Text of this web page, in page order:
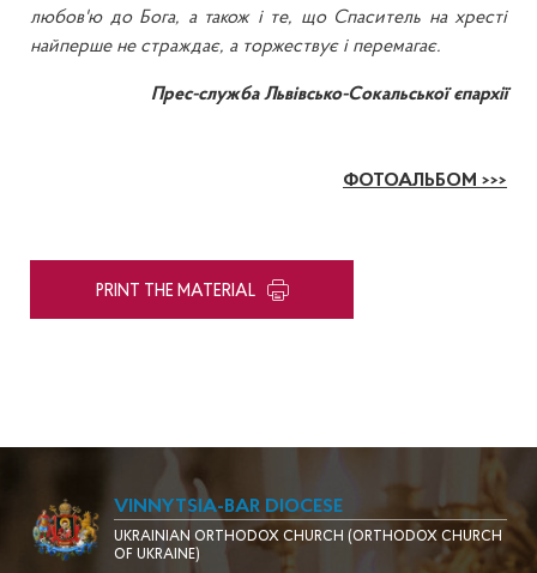
любов'ю до Бога, а також і те, що Спаситель на хресті
найперше не страждає, а торжествує і перемагає.
Прес-служба Львівсько-Сокальської єпархії
ФОТОАЛЬБОМ >>>
PRINT THE MATERIAL
VINNYTSIA-BAR DIOCESE
UKRAINIAN ORTHODOX CHURCH (ORTHODOX CHURCH
OF UKRAINE)